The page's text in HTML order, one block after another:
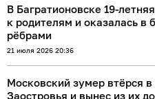
В Багратионовске 19-
к родителям и оказалась в
рёбрами
21 июля 2026 20:36
Московский зумер втёрся
Заостровья и вынес из их